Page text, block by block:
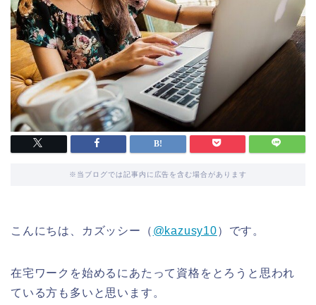
※当ブログでは記事内に広告を含む場合があります
こんにちは、カズッシー（ @kazusy10）です。
在宅ワークを始めるにあたって資格をとろうと思われ
ている方も多いと思います。